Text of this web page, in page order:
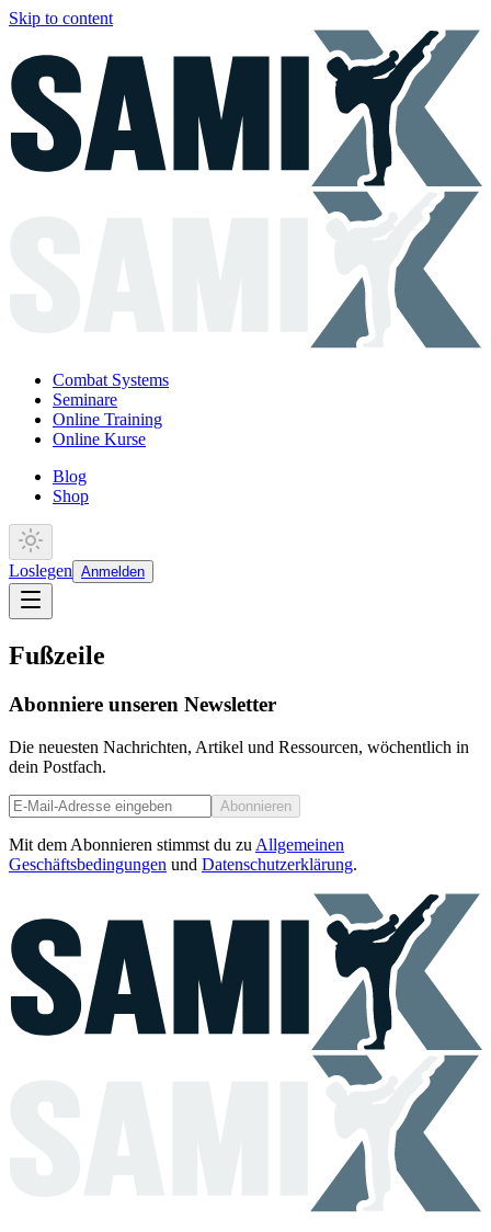
Skip to content
Combat Systems
Seminare
Online Training
Online Kurse
Blog
Shop
Loslegen Anmelden
Fußzeile
Abonniere unseren Newsletter
Die neuesten Nachrichten, Artikel und Ressourcen, wöchentlich in
dein Postfach.
Abonnieren
Mit dem Abonnieren stimmst du zu Allgemeinen
Geschäftsbedingungen und Datenschutzerklärung.